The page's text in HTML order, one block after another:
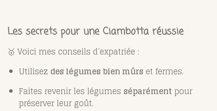
Les secrets pour une Ciambotta réussie
🥇 Voici mes conseils d’expatriée :
Utilisez des légumes bien mûrs et fermes.
Faites revenir les légumes séparément pour
préserver leur goût.